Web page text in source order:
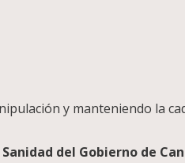
y manteniendo la
del Gobierno de